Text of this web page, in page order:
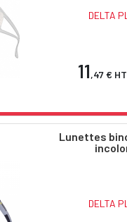
DELTA
11,47 € HT
Lunettes
DELTA